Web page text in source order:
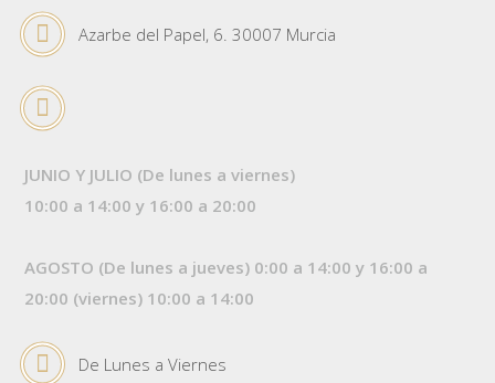
Azarbe del Papel, 6. 30007 Murcia
JUNIO Y JULIO (De lunes a viernes)
10:00 a 14:00 y 16:00 a 20:00
AGOSTO (De lunes a jueves) 0:00 a 14:00 y 16:00 a
20:00 (viernes) 10:00 a 14:00
De Lunes a Viernes